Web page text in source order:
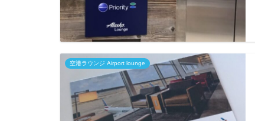
空港ラウンジ Airport lounge